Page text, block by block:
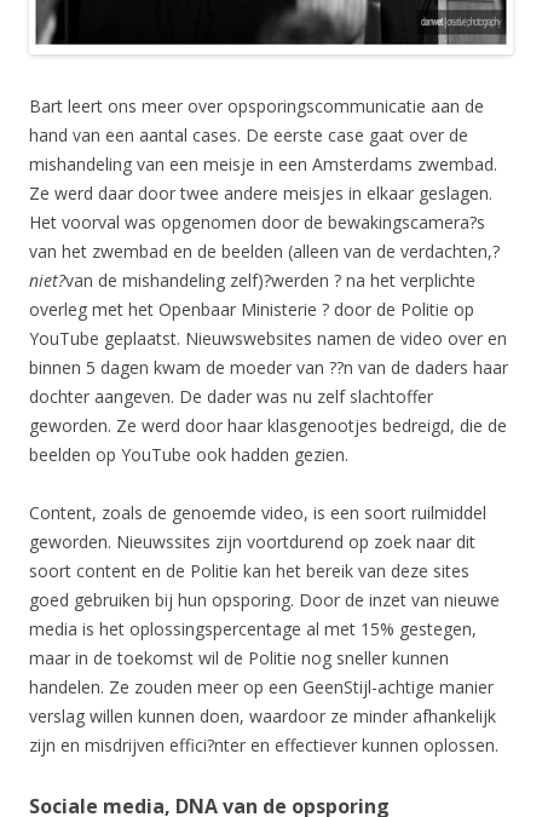
Bart leert ons meer over opsporingscommunicatie aan de
hand van een aantal cases. De eerste case gaat over de
mishandeling van een meisje in een Amsterdams zwembad.
Ze werd daar door twee andere meisjes in elkaar geslagen.
Het voorval was opgenomen door de bewakingscamera?s
van het zwembad en de beelden (alleen van de verdachten,?
niet?van de mishandeling zelf)?werden ? na het verplichte
overleg met het Openbaar Ministerie ? door de Politie op
YouTube geplaatst. Nieuwswebsites namen de video over en
binnen 5 dagen kwam de moeder van ??n van de daders haar
dochter aangeven. De dader was nu zelf slachtoffer
geworden. Ze werd door haar klasgenootjes bedreigd, die de
beelden op YouTube ook hadden gezien.
Content, zoals de genoemde video, is een soort ruilmiddel
geworden. Nieuwssites zijn voortdurend op zoek naar dit
soort content en de Politie kan het bereik van deze sites
goed gebruiken bij hun opsporing. Door de inzet van nieuwe
media is het oplossingspercentage al met 15% gestegen,
maar in de toekomst wil de Politie nog sneller kunnen
handelen. Ze zouden meer op een GeenStijl-achtige manier
verslag willen kunnen doen, waardoor ze minder afhankelijk
zijn en misdrijven effici?nter en effectiever kunnen oplossen.
Sociale media, DNA van de opsporing